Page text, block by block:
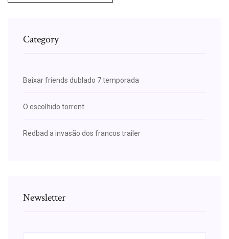
Category
Baixar friends dublado 7 temporada
O escolhido torrent
Redbad a invasão dos francos trailer
Newsletter